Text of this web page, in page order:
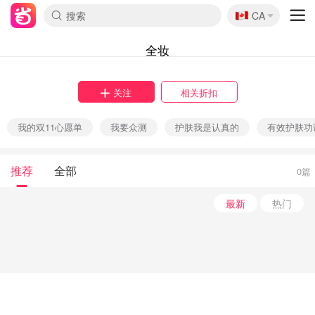
🇨🇦
CA
全妆
关注 相关折扣
我的双11心愿单 我要众测 护肤我是认真的 有效护肤
推荐 全部 0篇
最新 热门